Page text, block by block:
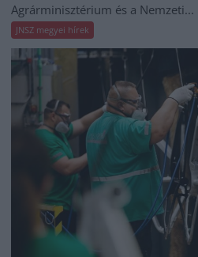
Agrárminisztérium és a Nemzeti...
JNSZ megyei hírek